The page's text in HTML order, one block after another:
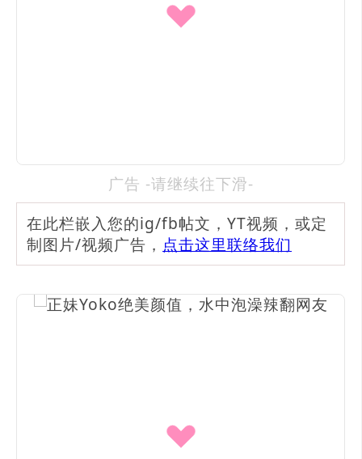
广告 -请继续往下滑-
在此栏嵌入您的ig/fb帖文，YT视频，或定
制图片/视频广告， 点击这里联络我们